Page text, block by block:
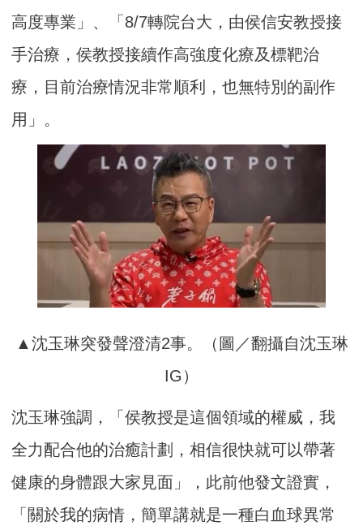
高度專業」、「8/7轉院台大，由侯信安教授接
手治療，侯教授接續作高強度化療及標靶治
療，目前治療情況非常順利，也無特別的副作
用」。
▲沈玉琳突發聲澄清2事。（圖／翻攝自沈玉琳
IG）
沈玉琳強調，「侯教授是這個領域的權威，我
全力配合他的治癒計劃，相信很快就可以帶著
健康的身體跟大家見面」，此前他發文證實，
「關於我的病情，簡單講就是一種白血球異常